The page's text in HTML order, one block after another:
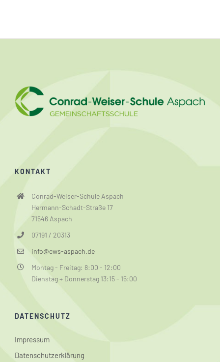
KONTAKT
Conrad-Weiser-Schule Aspach
Hermann-Schadt-Straße 17
71546 Aspach
07191 / 20313
info@cws-aspach.de
Montag - Freitag: 8:00 - 12:00
Dienstag + Donnerstag 13:15 - 15:00
DATENSCHUTZ
Impressum
Datenschutzerklärung